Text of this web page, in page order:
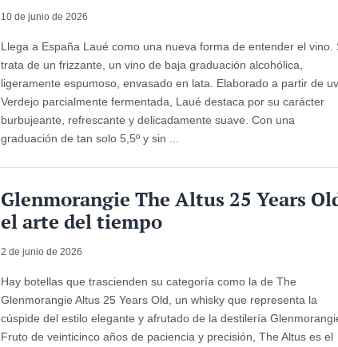
10 de junio de 2026
Llega a España Laué como una nueva forma de entender el vino.
trata de un frizzante, un vino de baja graduación alcohólica,
ligeramente espumoso, envasado en lata. Elaborado a partir de
Verdejo parcialmente fermentada, Laué destaca por su carácter
burbujeante, refrescante y delicadamente suave. Con una
graduación de tan solo 5,5º y sin ...
Glenmorangie The Altus 25 Years
el arte del tiempo
2 de junio de 2026
Hay botellas que trascienden su categoría como la de The
Glenmorangie Altus 25 Years Old, un whisky que representa la
cúspide del estilo elegante y afrutado de la destilería
Fruto de veinticinco años de paciencia y precisión, The Altus es el